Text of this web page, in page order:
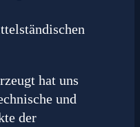
hat uns
und
der